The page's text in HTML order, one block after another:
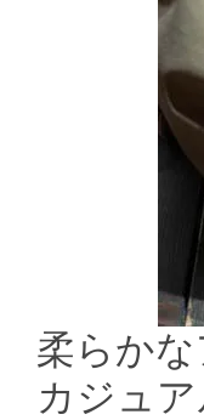
柔らか
カジュ